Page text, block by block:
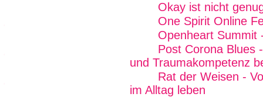
Okay ist nicht
One Spirit Online
Openheart Summit
Post Corona Blues
und Traumakompetenz
Rat der Weisen -
im Alltag leben